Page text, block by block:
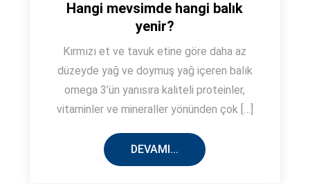
Hangi mevsimde hangi balık
yenir?
Kırmızı et ve tavuk etine göre daha az
düzeyde yağ ve doymuş yağ içeren balık
omega 3’ün yanısıra kaliteli proteinler,
vitaminler ve mineraller yönünden çok […]
DEVAMI...